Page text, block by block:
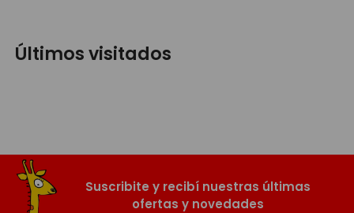
Últimos visitados
Suscribite y recibí nuestras últimas
ofertas y novedades